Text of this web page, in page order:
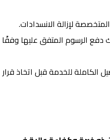
لإزالة الانسدادات.
دفع الرسوم المتفق عليها وفقًا
الكاملة للخدمة قبل اتخاذ قرار